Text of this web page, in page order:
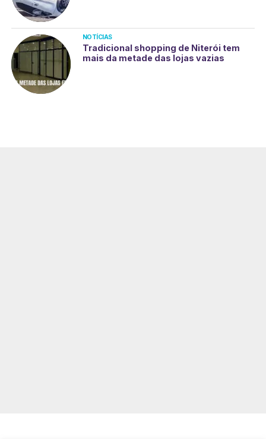
NOTÍCIAS
Tradicional shopping de Niterói tem
mais da metade das lojas vazias